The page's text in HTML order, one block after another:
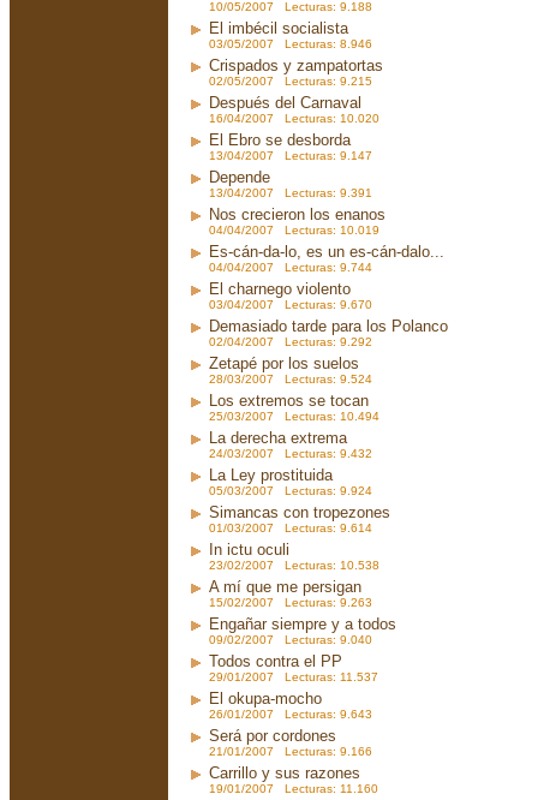
10/05/2007 Lecturas: 9.188
El imbécil socialista
03/05/2007 Lecturas: 8.946
Crispados y zampatortas
02/05/2007 Lecturas: 9.215
Después del Carnaval
16/04/2007 Lecturas: 10.020
El Ebro se desborda
13/04/2007 Lecturas: 9.147
Depende
13/04/2007 Lecturas: 9.391
Nos crecieron los enanos
04/04/2007 Lecturas: 10.019
Es-cán-da-lo, es un es-cán-dalo...
04/04/2007 Lecturas: 9.744
El charnego violento
03/04/2007 Lecturas: 9.670
Demasiado tarde para los Polanco
02/04/2007 Lecturas: 9.292
Zetapé por los suelos
28/03/2007 Lecturas: 9.524
Los extremos se tocan
25/03/2007 Lecturas: 10.494
La derecha extrema
24/03/2007 Lecturas: 9.432
La Ley prostituida
05/03/2007 Lecturas: 9.924
Simancas con tropezones
01/03/2007 Lecturas: 9.614
In ictu oculi
23/02/2007 Lecturas: 10.538
A mí que me persigan
15/02/2007 Lecturas: 9.263
Engañar siempre y a todos
09/02/2007 Lecturas: 9.040
Todos contra el PP
29/01/2007 Lecturas: 11.537
El okupa-mocho
26/01/2007 Lecturas: 9.643
Será por cordones
21/01/2007 Lecturas: 9.166
Carrillo y sus razones
19/01/2007 Lecturas: 11.160